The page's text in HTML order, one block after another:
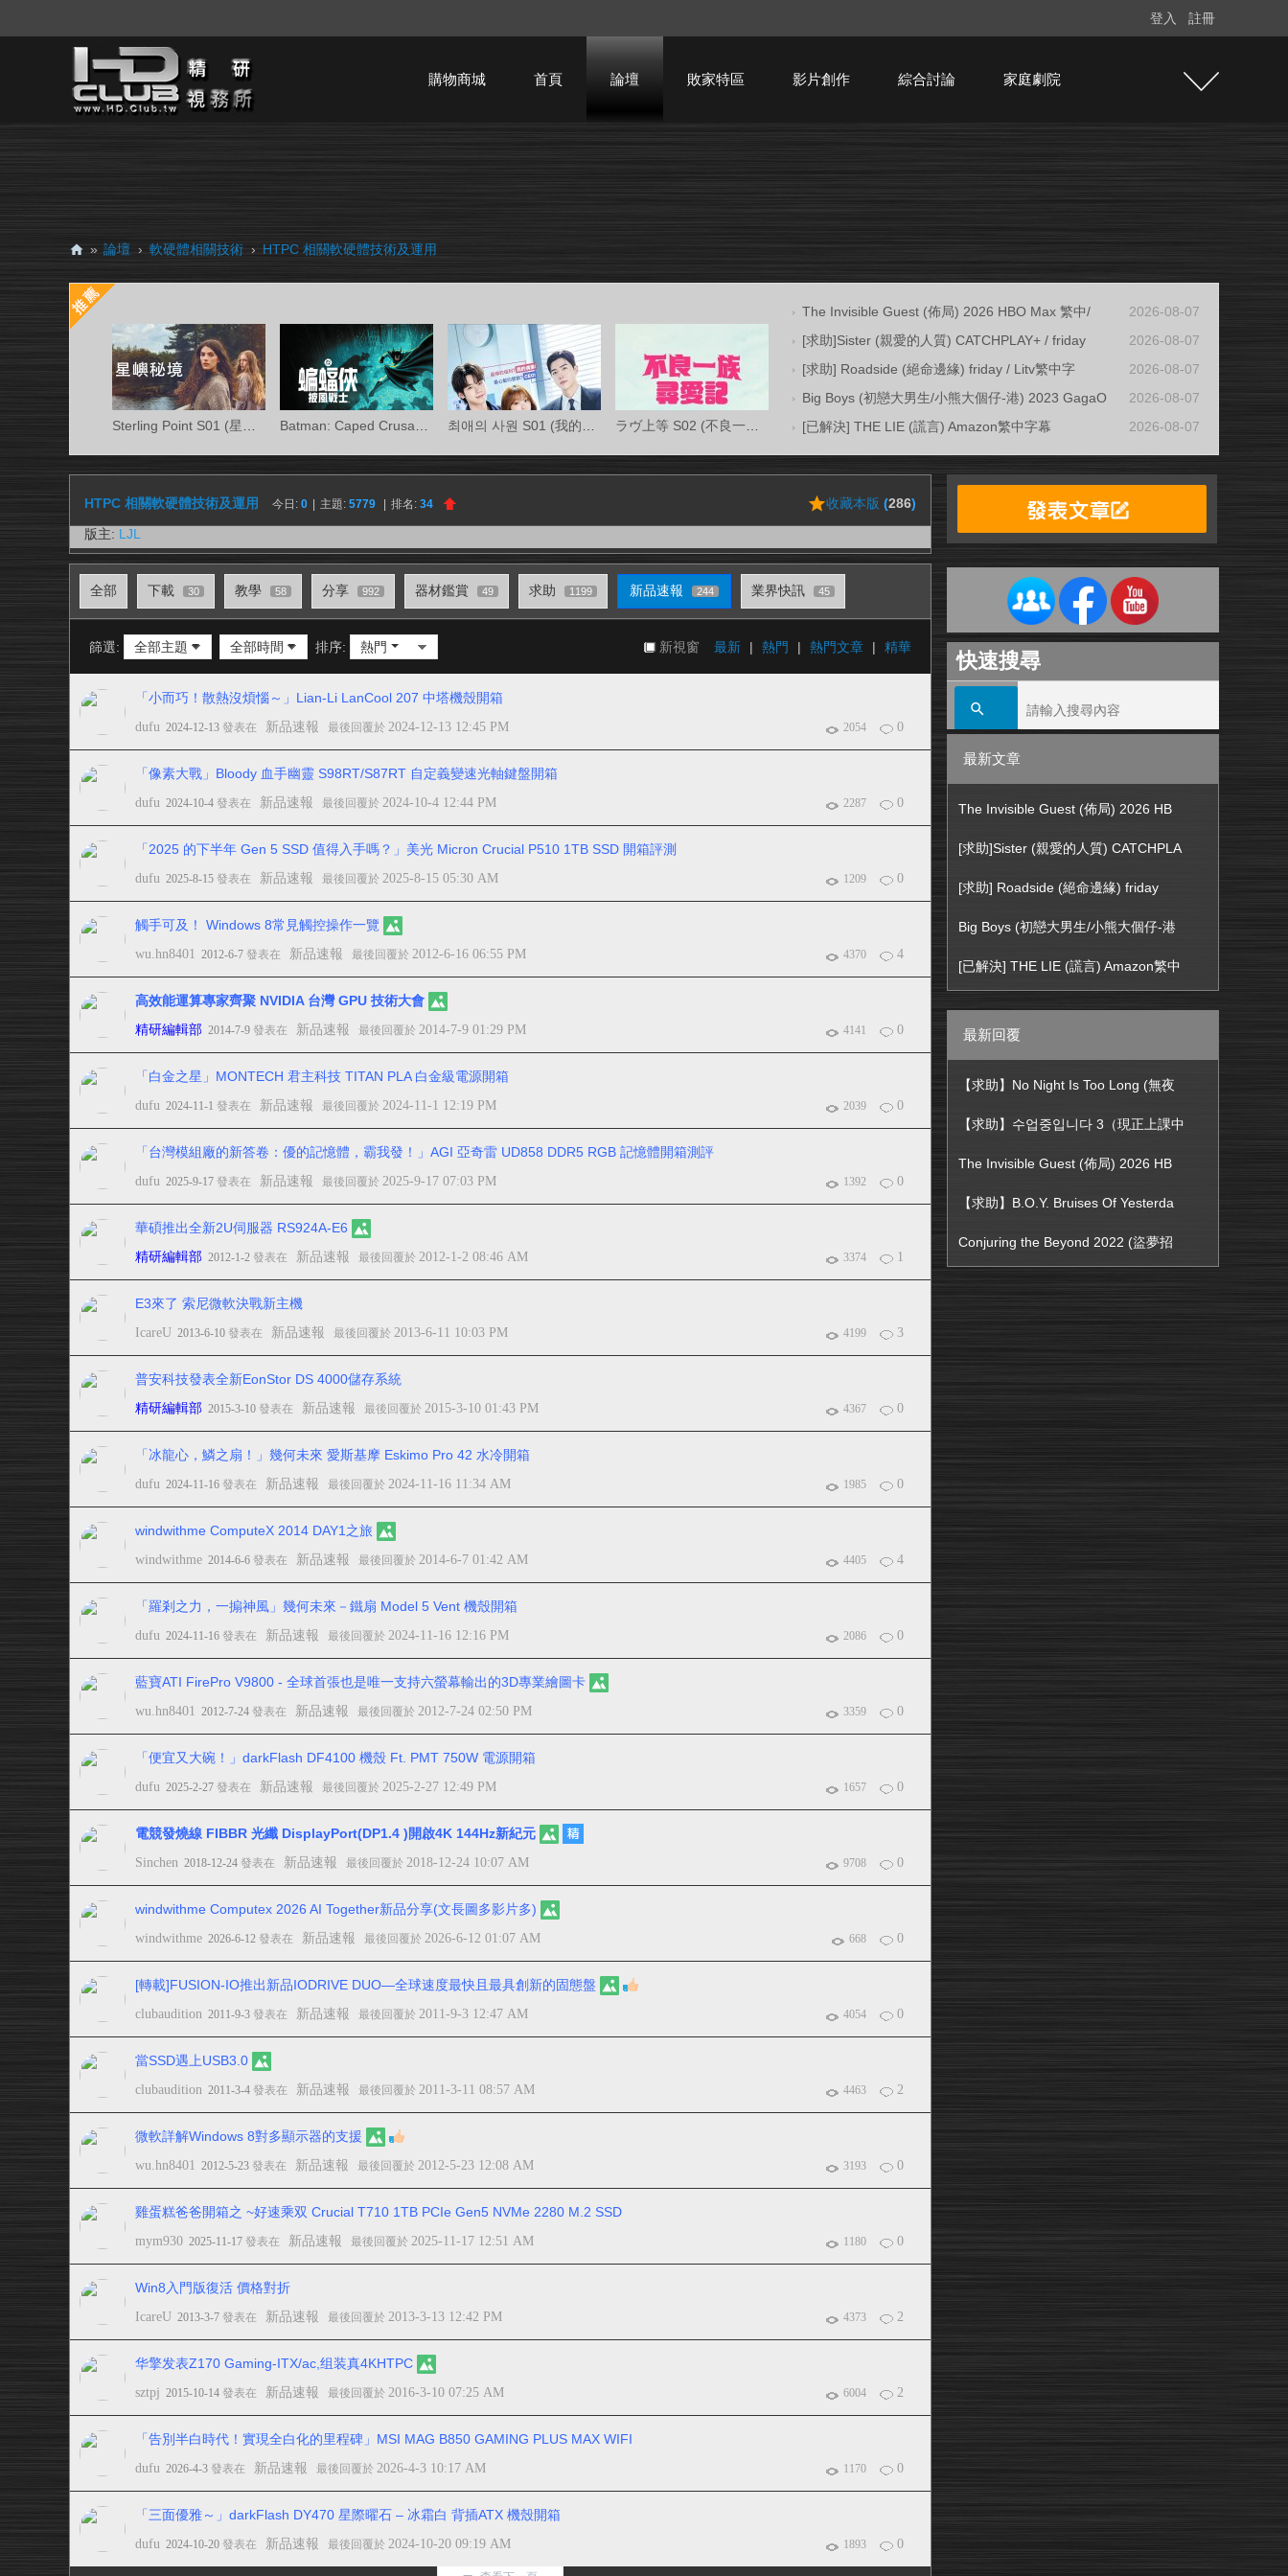
登入 註冊
購物商城 首頁 論壇 敗家特區 影片創作 綜合討論 家庭劇院
D.
Cl
務
» 論壇 › 軟硬體相關技術 › HTPC 相關軟硬體技術及運用
The Invisible Guest (佈局) 2026 HBO Max 繁中/
2026-08-07
[求助]Sister (親愛的人質) CATCHPLAY+ / friday
2026-08-07
[求助] Roadside (絕命邊緣) friday / Litv繁中字
2026-08-07
Big Boys (初戀大男生/小熊大個仔-港) 2023 GagaO
2026-08-07
[已解決] THE LIE (謊言) Amazon繁中字幕
2026-08-07
收藏本版 (286)
HTPC 相關軟硬體技術及運用 今日: 0 主題: 5779 排名: 34
版主: LJL
全部 下載 30 教學 58 分享 992 器材鑑賞 49 求助 1199 新品速報 244 業界快訊 45
最新 | 熱門 | 熱門文章 | 精華
新視窗
篩選: 全部主題 全部時間 排序: 熱門
「小而巧！散熱沒煩惱～」Lian-Li LanCool 207 中塔機殼開箱
2054 0
dufu 2024-12-13 發表在 新品速報 最後回覆於 2024-12-13 12:45 PM
「像素大戰」Bloody 血手幽靈 S98RT/S87RT 自定義變速光軸鍵盤開箱
2287 0
dufu 2024-10-4 發表在 新品速報 最後回覆於 2024-10-4 12:44 PM
「2025 的下半年 Gen 5 SSD 值得入手嗎？」美光 Micron Crucial P510 1TB SSD 開箱評測
1209 0
dufu 2025-8-15 發表在 新品速報 最後回覆於 2025-8-15 05:30 AM
觸手可及！ Windows 8常見觸控操作一覽
4370 4
wu.hn8401 2012-6-7 發表在 新品速報 最後回覆於 2012-6-16 06:55 PM
高效能運算專家齊聚 NVIDIA 台灣 GPU 技術大會
4141 0
精研編輯部 2014-7-9 發表在 新品速報 最後回覆於 2014-7-9 01:29 PM
「白金之星」MONTECH 君主科技 TITAN PLA 白金級電源開箱
2039 0
dufu 2024-11-1 發表在 新品速報 最後回覆於 2024-11-1 12:19 PM
「台灣模組廠的新答卷：優的記憶體，霸我發！」AGI 亞奇雷 UD858 DDR5 RGB 記憶體開箱測評
1392 0
dufu 2025-9-17 發表在 新品速報 最後回覆於 2025-9-17 07:03 PM
華碩推出全新2U伺服器 RS924A-E6
3374 1
精研編輯部 2012-1-2 發表在 新品速報 最後回覆於 2012-1-2 08:46 AM
E3來了 索尼微軟決戰新主機
4199 3
IcareU 2013-6-10 發表在 新品速報 最後回覆於 2013-6-11 10:03 PM
普安科技發表全新EonStor DS 4000儲存系統
4367 0
精研編輯部 2015-3-10 發表在 新品速報 最後回覆於 2015-3-10 01:43 PM
「冰龍心，鱗之扇！」幾何未來 愛斯基摩 Eskimo Pro 42 水冷開箱
1985 0
dufu 2024-11-16 發表在 新品速報 最後回覆於 2024-11-16 11:34 AM
windwithme ComputeX 2014 DAY1之旅
4405 4
windwithme 2014-6-6 發表在 新品速報 最後回覆於 2014-6-7 01:42 AM
「羅剎之力，一搧神風」幾何未來－鐵扇 Model 5 Vent 機殼開箱
2086 0
dufu 2024-11-16 發表在 新品速報 最後回覆於 2024-11-16 12:16 PM
藍寶ATI FirePro V9800 - 全球首張也是唯一支持六螢幕輸出的3D專業繪圖卡
3359 0
wu.hn8401 2012-7-24 發表在 新品速報 最後回覆於 2012-7-24 02:50 PM
「便宜又大碗！」darkFlash DF4100 機殼 Ft. PMT 750W 電源開箱
1657 0
dufu 2025-2-27 發表在 新品速報 最後回覆於 2025-2-27 12:49 PM
電競發燒線 FIBBR 光纖 DisplayPort(DP1.4 )開啟4K 144Hz新紀元
9708 0
Sinchen 2018-12-24 發表在 新品速報 最後回覆於 2018-12-24 10:07 AM
windwithme Computex 2026 AI Together新品分享(文長圖多影片多)
668 0
windwithme 2026-6-12 發表在 新品速報 最後回覆於 2026-6-12 01:07 AM
[轉載]FUSION-IO推出新品IODRIVE DUO—全球速度最快且最具創新的固態盤
4054 0
clubaudition 2011-9-3 發表在 新品速報 最後回覆於 2011-9-3 12:47 AM
當SSD遇上USB3.0
4463 2
clubaudition 2011-3-4 發表在 新品速報 最後回覆於 2011-3-11 08:57 AM
微軟詳解Windows 8對多顯示器的支援
3193 0
wu.hn8401 2012-5-23 發表在 新品速報 最後回覆於 2012-5-23 12:08 AM
雞蛋糕爸爸開箱之 ~好速乘双 Crucial T710 1TB PCIe Gen5 NVMe 2280 M.2 SSD
1180 0
mym930 2025-11-17 發表在 新品速報 最後回覆於 2025-11-17 12:51 AM
Win8入門版復活 價格對折
4373 2
IcareU 2013-3-7 發表在 新品速報 最後回覆於 2013-3-13 12:42 PM
华擎发表Z170 Gaming-ITX/ac,组装真4KHTPC
6004 2
sztpj 2015-10-14 發表在 新品速報 最後回覆於 2016-3-10 07:25 AM
「告別半白時代！實現全白化的里程碑」MSI MAG B850 GAMING PLUS MAX WIFI
1170 0
dufu 2026-4-3 發表在 新品速報 最後回覆於 2026-4-3 10:17 AM
「三面優雅～」darkFlash DY470 星際曜石 – 冰霜白 背插ATX 機殼開箱
1893 0
dufu 2024-10-20 發表在 新品速報 最後回覆於 2024-10-20 09:19 AM
快速搜尋
最新文章
The Invisible Guest (佈局) 2026 HB
[求助]Sister (親愛的人質) CATCHPLA
[求助] Roadside (絕命邊緣) friday
Big Boys (初戀大男生/小熊大個仔-港
[已解決] THE LIE (謊言) Amazon繁中
最新回覆
【求助】No Night Is Too Long (無夜
【求助】수업중입니다 3（現正上課中
The Invisible Guest (佈局) 2026 HB
【求助】B.O.Y. Bruises Of Yesterda
Conjuring the Beyond 2022 (盜夢招